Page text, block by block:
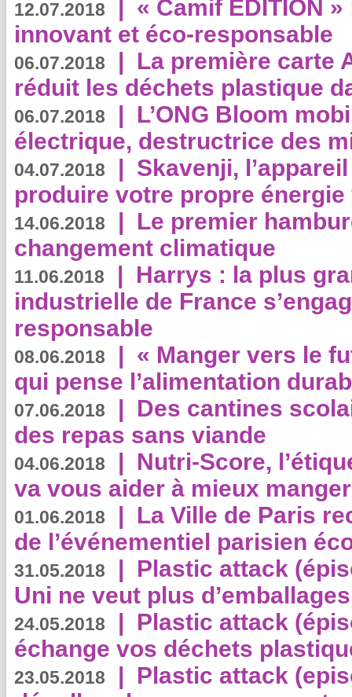
12.07.2018 | « Camif EDITION
innovant et éco-responsable
06.07.2018 | La première carte
réduit les déchets plastique
06.07.2018 | L’ONG Bloom
électrique, destructrice des
04.07.2018 | Skavenji,
produire votre propre
14.06.2018 | Le premier
changement climatique
11.06.2018 | Harrys : la plus
industrielle de France
responsable
08.06.2018 | « Manger vers le
qui pense l’alimentation
07.06.2018 | Des cantines
des repas sans viande
04.06.2018 | Nutri-Score,
va vous aider à mieux
01.06.2018 | La Ville de Paris
de l’événementiel parisien
31.05.2018 | Plastic attack
Uni ne veut plus
24.05.2018 | Plastic attack
échange vos déchets
23.05.2018 | Plastic attack